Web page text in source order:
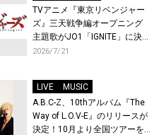
TVアニメ『東京リベンジャー
ズ』三天戦争編オープニング
主題歌がJO1「IGNITE」に決
定！メンバー全員から喜びと
先行上映会を開催！
2026/7/21
LIVE
MUSIC
A.B.C-Z、10thアルバム『The
Way of L.O.V-E』のリリースが
決定！10月より全国ツアーを